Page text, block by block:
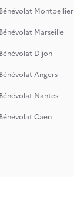
Bénévolat Montpellier
Bénévolat Marseille
Bénévolat Dijon
Bénévolat Angers
Bénévolat Nantes
Bénévolat Caen